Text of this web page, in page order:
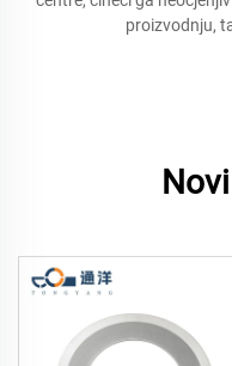
proizvodnju,